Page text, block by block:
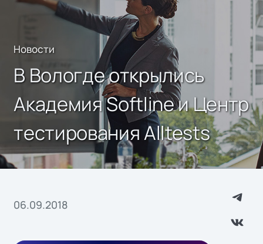
Новости
В Вологде открылись
Академия Softline и Центр
тестирования Alltests
06.09.2018